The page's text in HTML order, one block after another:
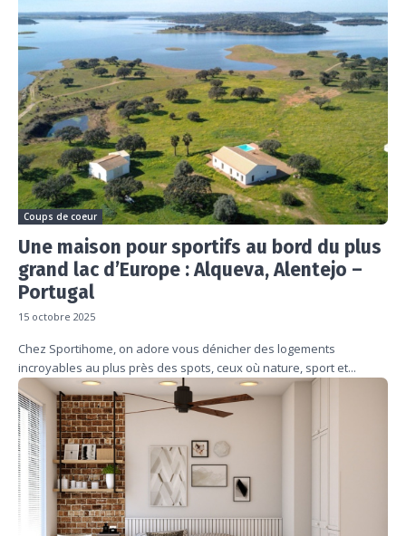
Coups de coeur
Une maison pour sportifs au bord du plus
grand lac d’Europe : Alqueva, Alentejo –
Portugal
15 octobre 2025
Chez Sportihome, on adore vous dénicher des logements
incroyables au plus près des spots, ceux où nature, sport et...